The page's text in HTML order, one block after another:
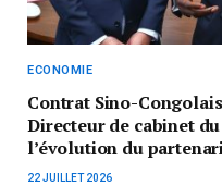
ECONOMIE
Contrat Sino-
Directeur de cabinet
l’évolution du
22 JUILLET 2026